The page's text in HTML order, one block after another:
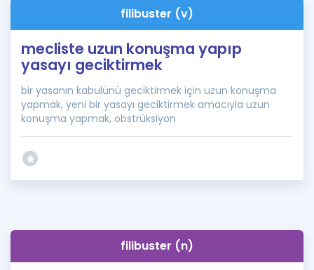
İngilizce Gramer
filibuster (v)
mecliste uzun konuşma yapıp
yasayı geciktirmek
bir yasanın kabulünü geciktirmek için uzun konuşma
yapmak, yeni bir yasayı geciktirmek amacıyla uzun
konuşma yapmak, obstrüksiyon
filibuster (n)